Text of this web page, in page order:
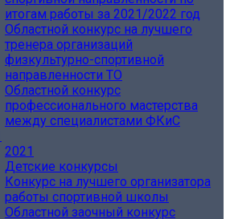
итогам работы за 2021/2022 год
Областной конкурс на лучшего
тренера организаций
физкультурно-спортивной
направленности ТО
Областной конкурс
профессионального мастерства
между специалистами ФКиС
2021
Детские конкурсы
Конкурс на лучшего организатора
работы спортивной школы
Областной заочный конкурс